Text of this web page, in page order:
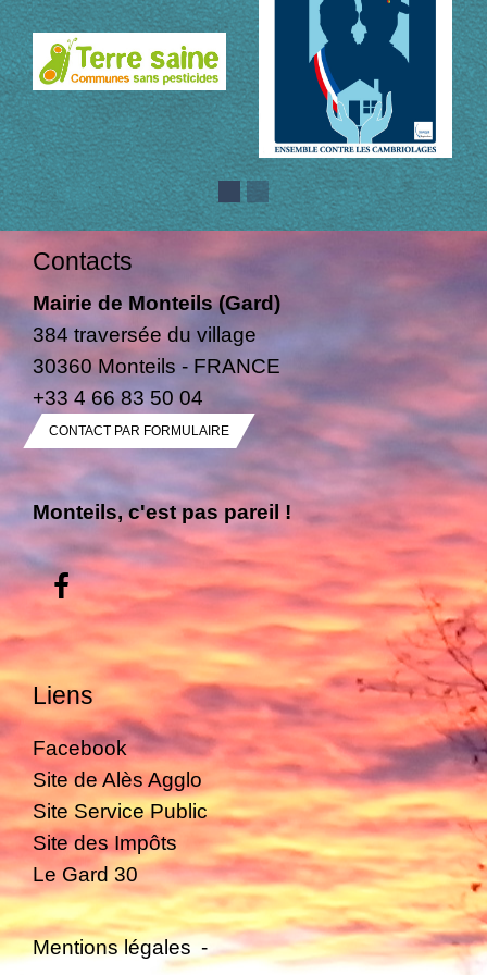
Contacts
Mairie de Monteils (Gard)
384 traversée du village
30360 Monteils - FRANCE
+33 4 66 83 50 04
CONTACT PAR FORMULAIRE
Monteils, c'est pas pareil !
Liens
Facebook
Site de Alès Agglo
Site Service Public
Site des Impôts
Le Gard 30
Mentions légales -